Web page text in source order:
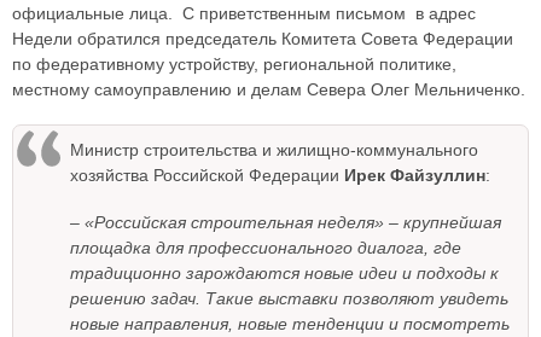
официальные лица. С приветственным письмом в адрес
Недели обратился председатель Комитета Совета Федерации
по федеративному устройству, региональной политике,
местному самоуправлению и делам Севера Олег Мельниченко.
Министр строительства и жилищно-коммунального
хозяйства Российской Федерации Ирек Файзуллин:
– «Российская строительная неделя» – крупнейшая
площадка для профессионального диалога, где
традиционно зарождаются новые идеи и подходы к
решению задач. Такие выставки позволяют увидеть
новые направления, новые тенденции и посмотреть